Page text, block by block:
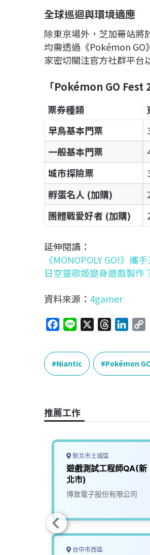
全球巡迴與環境適應
除東京場外，芝加哥站將
均需透過《Pokémon GO
家密切關注官方社群平台
「Pokémon GO Fest
票券種類
早鳥基本門票
一般基本門票
城市探險票
孵蛋名人 (加購)
團體戰愛好者 (加購)
延伸閱讀：
《MONOPOLY GO!》攜
日空靈歌姬變身遊戲製
資料來源： 4gamer
c
e
b
k
n
e
r
e
a
n
k
e
p
y
L
Niantic Pokémon
推薦工作
新北市土城區
遊戲測試工程師QA(新
北市)
博敦電子股份有限公司
台中市西區